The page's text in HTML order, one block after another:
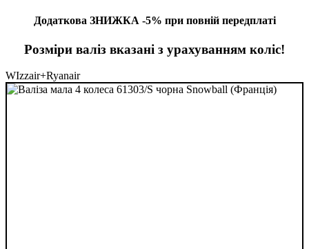
Додаткова ЗНИЖКА -5% при повній передплаті
Розміри валіз вказані з урахуванням коліс!
WIzzair+Ryanair